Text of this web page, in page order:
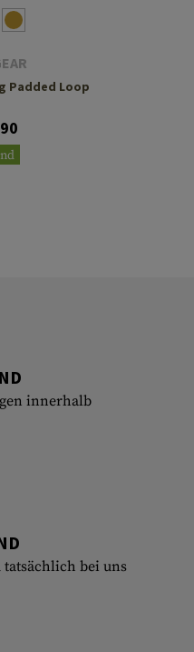
Padded Loop
innerhalb
bei uns